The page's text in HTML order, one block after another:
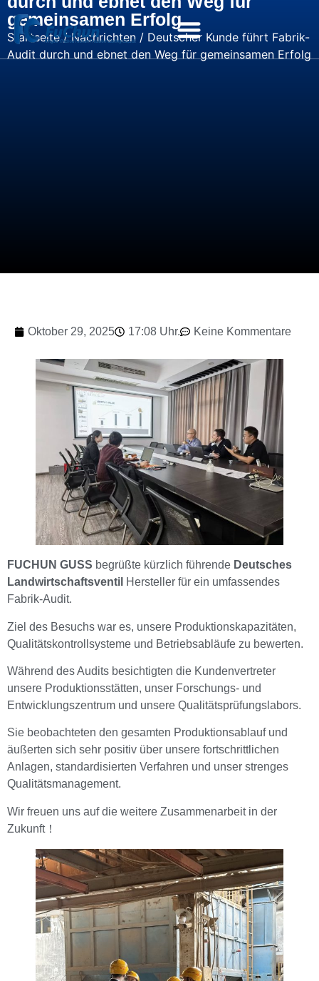
gemeinsamen Erfolg
Startseite/Nachrichten / Deutscher Kunde führt Fabrik-
Audit durch und ebnet den Weg für gemeinsamen Erfolg
Oktober 29, 2025 17:08 Uhr. Keine Kommentare
FUCHUN GUSS begrüßte kürzlich führende Deutsches
Landwirtschaftsventil Hersteller für ein umfassendes
Fabrik-Audit.
Ziel des Besuchs war es, unsere Produktionskapazitäten,
Qualitätskontrollsysteme und Betriebsabläufe zu bewerten.
Während des Audits besichtigten die Kundenvertreter
unsere Produktionsstätten, unser Forschungs- und
Entwicklungszentrum und unsere Qualitätsprüfungslabors.
Sie beobachteten den gesamten Produktionsablauf und
äußerten sich sehr positiv über unsere fortschrittlichen
Anlagen, standardisierten Verfahren und unser strenges
Qualitätsmanagement.
Wir freuen uns auf die weitere Zusammenarbeit in der
Zukunft！